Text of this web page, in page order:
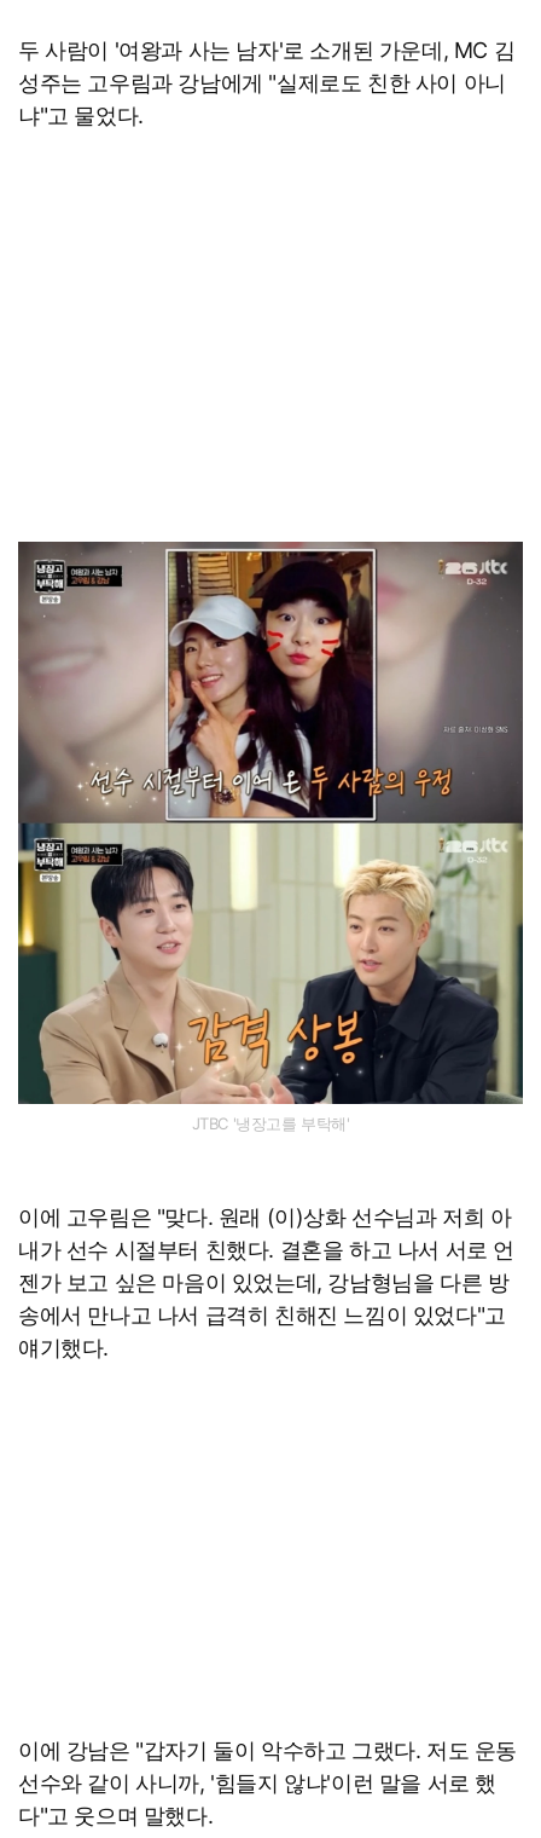
두 사람이 '여왕과 사는 남자'로 소개된 가운데, MC 김
성주는 고우림과 강남에게 "실제로도 친한 사이 아니
냐"고 물었다.
JTBC '냉장고를 부탁해'
이에 고우림은 "맞다. 원래 (이)상화 선수님과 저희 아
내가 선수 시절부터 친했다. 결혼을 하고 나서 서로 언
젠가 보고 싶은 마음이 있었는데, 강남형님을 다른 방
송에서 만나고 나서 급격히 친해진 느낌이 있었다"고
얘기했다.
이에 강남은 "갑자기 둘이 악수하고 그랬다. 저도 운동
선수와 같이 사니까, '힘들지 않냐'이런 말을 서로 했
다"고 웃으며 말했다.